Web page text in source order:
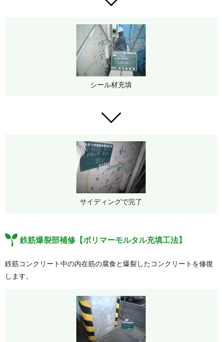
シール材充填
サイディングで完了
鉄筋爆裂部補修【ポリマーモルタル充填工法】
鉄筋コンクリート中の内在筋の腐食と爆裂したコンクリートを修復
します。